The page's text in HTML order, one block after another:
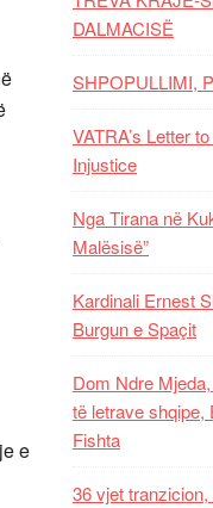
e
DALMACISË
SHPOPULLIMI,
VATRA’s Letter
Injustice
Nga Tirana në
Malësisë”
Kardinali Ernest
Burgun e Spaçit
Dom Ndre
të letrave shqipe,
Fishta
36 vjet